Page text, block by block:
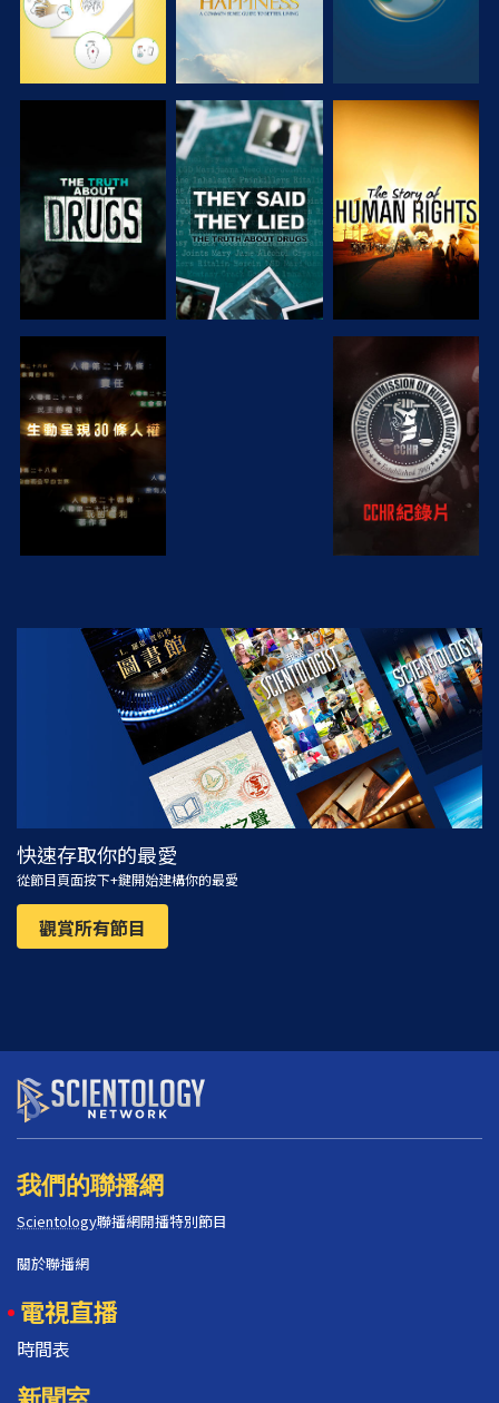
觀看 觀看 觀看
觀看 觀看
觀看 探索系列節目
快速存取你的最愛
從節目頁面按下+鍵開始建構你的最愛
觀賞所有節目
我們的聯播網
Scientology聯播網開播特別節目
關於聯播網
電視直播
時間表